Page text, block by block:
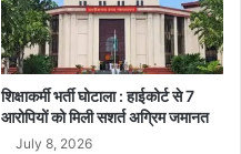
शिक्षाकर्मी भर्ती घोटाला : हाईकोर्ट से 7
आरोपियों को मिली सशर्त अग्रिम जमानत
July 8, 2026